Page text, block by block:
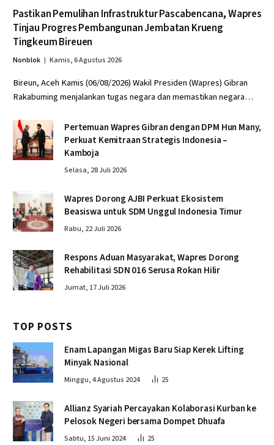
Pastikan Pemulihan Infrastruktur Pascabencana, Wapres
Tinjau Progres Pembangunan Jembatan Krueng
Tingkeum Bireuen
Nonblok Kamis, 6 Agustus 2026
Bireun, Aceh Kamis (06/08/2026) Wakil Presiden (Wapres) Gibran
Rakabuming menjalankan tugas negara dan memastikan negara…
Pertemuan Wapres Gibran dengan DPM Hun Many,
Perkuat Kemitraan Strategis Indonesia –
Kamboja
Selasa, 28 Juli 2026
Wapres Dorong AJBI Perkuat Ekosistem
Beasiswa untuk SDM Unggul Indonesia Timur
Rabu, 22 Juli 2026
Respons Aduan Masyarakat, Wapres Dorong
Rehabilitasi SDN 016 Serusa Rokan Hilir
Jumat, 17 Juli 2026
TOP POSTS
Enam Lapangan Migas Baru Siap Kerek Lifting
Minyak Nasional
Minggu, 4 Agustus 2024 25
Allianz Syariah Percayakan Kolaborasi Kurban ke
Pelosok Negeri bersama Dompet Dhuafa
Sabtu, 15 Juni 2024 25